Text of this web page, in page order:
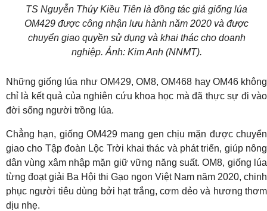
TS Nguyễn Thúy Kiều Tiên là đồng tác giả giống lúa
OM429 được công nhận lưu hành năm 2020 và được
chuyển giao quyền sử dụng và khai thác cho doanh
nghiệp. Ảnh: Kim Anh (NNMT).
Những giống lúa như OM429, OM8, OM468 hay OM46 không
chỉ là kết quả của nghiên cứu khoa học mà đã thực sự đi vào
đời sống người trồng lúa.
Chẳng hạn, giống OM429 mang gen chịu mặn được chuyển
giao cho Tập đoàn Lộc Trời khai thác và phát triển, giúp nông
dân vùng xâm nhập mặn giữ vững năng suất. OM8, giống lúa
từng đoạt giải Ba Hội thi Gạo ngon Việt Nam năm 2020, chinh
phục người tiêu dùng bởi hạt trắng, cơm dẻo và hương thơm
dịu nhẹ.